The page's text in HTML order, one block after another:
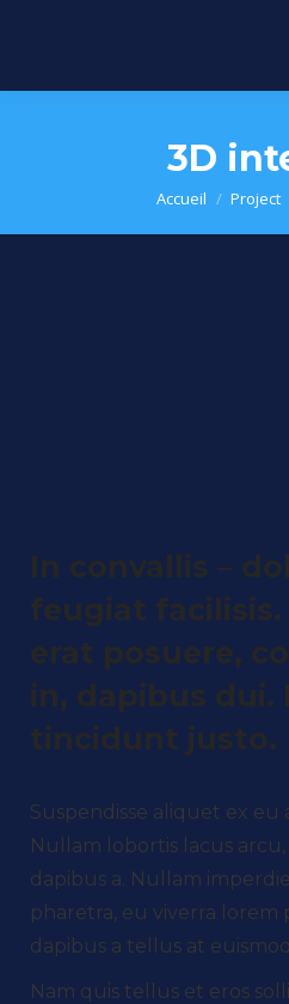
3D
Vous êtes ici :
Accueil Project
In convallis –
feugiat
erat posuere,
in, dapibus dui.
tincidunt justo.
Suspendisse aliquet ex
Nullam lobortis lacus
dapibus a. Nullam
pharetra, eu viverra lorem
dapibus a tellus at
Nam quis tellus et eros